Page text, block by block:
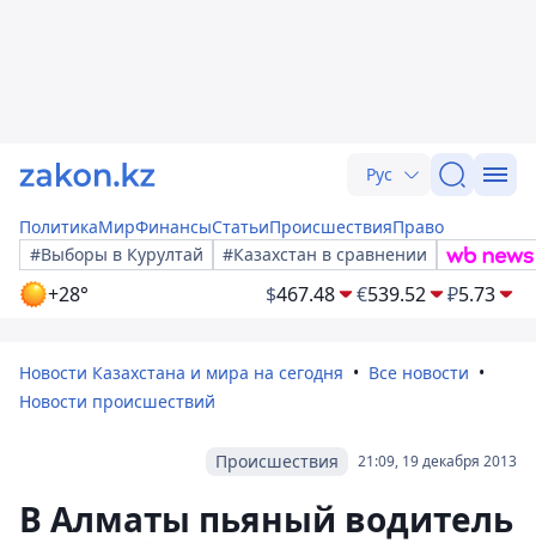
Рус
ПолитикаМирФинансыСтатьиПроисшествияПраво
#Выборы в Курултай
#Казахстан в сравнении
+28° $467.48 €539.52 ₽5.73
Новости Казахстана и мира на сегодня
Все новости
Новости происшествий
21:09, 19 декабря 2013
Происшествия
В Алматы пьяный водитель